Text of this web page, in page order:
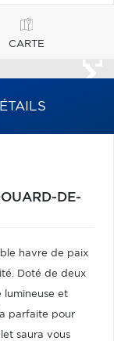
CARTE
DE-
havre de paix
Doté de deux
lumineuse et
parfaite pour
saura vous